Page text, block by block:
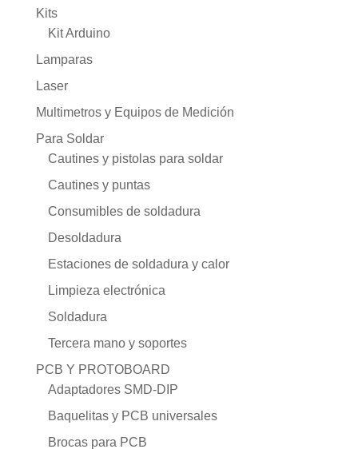
Kits
Kit Arduino
Lamparas
Laser
Multimetros y Equipos de Medición
Para Soldar
Cautines y pistolas para soldar
Cautines y puntas
Consumibles de soldadura
Desoldadura
Estaciones de soldadura y calor
Limpieza electrónica
Soldadura
Tercera mano y soportes
PCB Y PROTOBOARD
Adaptadores SMD-DIP
Baquelitas y PCB universales
Brocas para PCB